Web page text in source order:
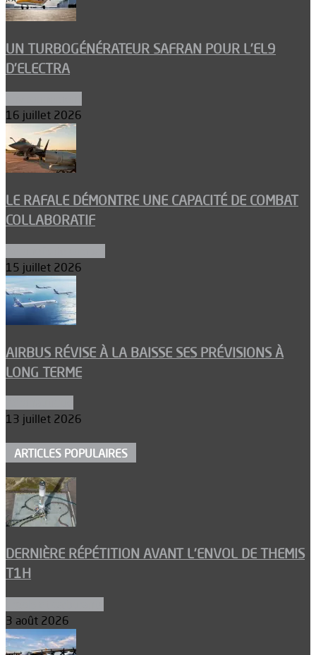
UN TURBOGÉNÉRATEUR SAFRAN POUR L’EL9
D’ELECTRA
16 juillet 2026
LE RAFALE DÉMONTRE UNE CAPACITÉ DE COMBAT
COLLABORATIF
15 juillet 2026
AIRBUS RÉVISE À LA BAISSE SES PRÉVISIONS À
LONG TERME
13 juillet 2026
ARTICLES POPULAIRES
DERNIÈRE RÉPÉTITION AVANT L’ENVOL DE THEMIS
T1H
3 août 2026